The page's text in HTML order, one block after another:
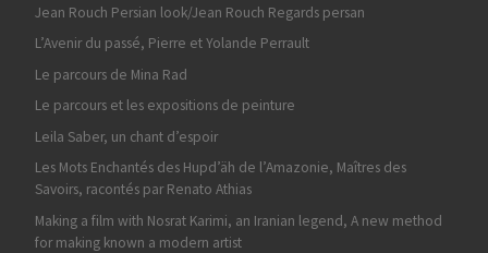
Jean Rouch Persian look/Jean Rouch Regards persan
L’Avenir du passé, Pierre et Yolande Perrault
Le parcours de Mina Rad
Le parcours et les expositions de peinture
Leila Saber, un chant d’espoir
Les Mots Enchantés des Hupd’äh de l’Amazonie, Maîtres des
Savoirs, racontés par Renato Athias
Making a film with Nosrat Karimi, an Iranian legend, A new method
for making known a modern artist